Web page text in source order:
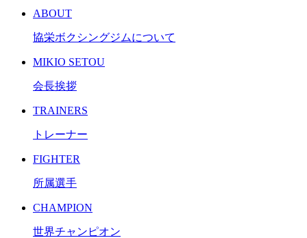
ABOUT
協栄ボクシングジムについて
MIKIO SETOU
会長挨拶
TRAINERS
トレーナー
FIGHTER
所属選手
CHAMPION
世界チャンピオン